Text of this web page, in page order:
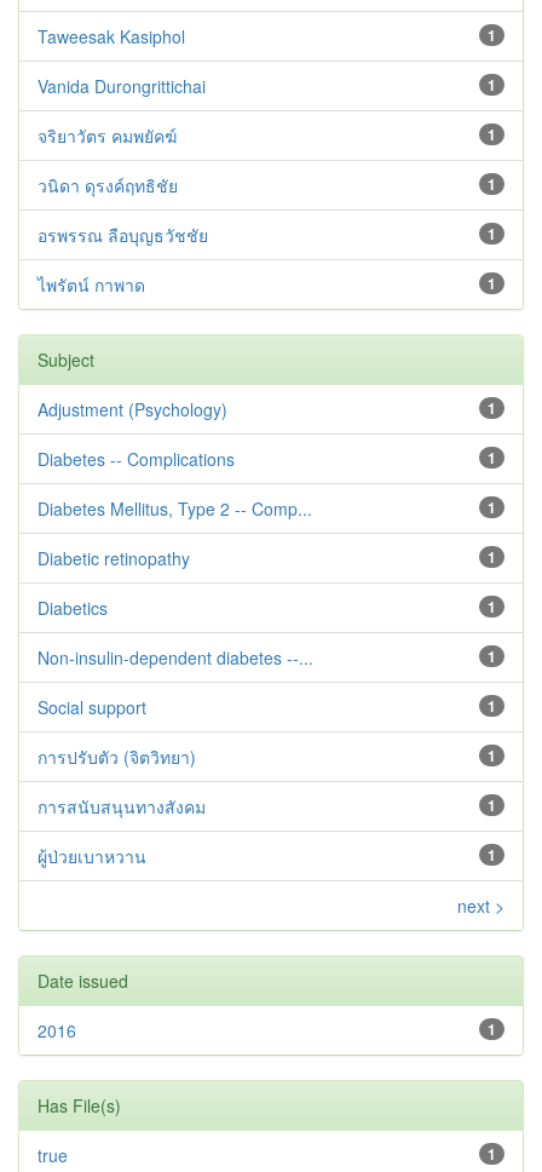
1
Taweesak Kasiphol
1
Vanida Durongrittichai
1
จริยาวัตร คมพยัคฆ์
1
วนิดา ดุรงค์ฤทธิชัย
1
อรพรรณ ลือบุญธวัชชัย
1
ไพรัตน์ กาพาด
Subject
1
Adjustment ‪(Psychology)
1
Diabetes -- Complications
1
Diabetes Mellitus, Type 2 -- Comp...
1
Diabetic retinopathy
1
Diabetics
1
Non-insulin-dependent diabetes --...
1
Social support
1
การปรับตัว (จิตวิทยา)
1
การสนับสนุนทางสังคม
1
ผู้ป่วยเบาหวาน
next >
Date issued
1
2016
Has File(s)
1
true